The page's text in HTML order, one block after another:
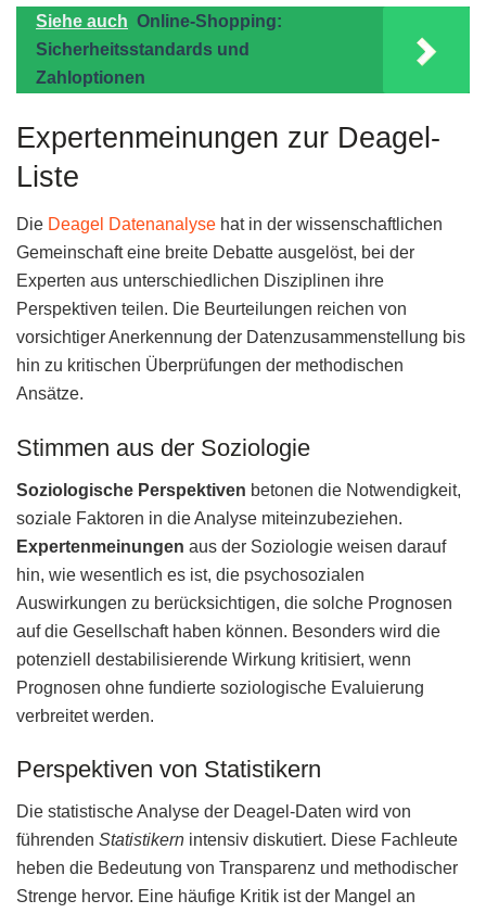
Siehe auch Online-Shopping:
Sicherheitsstandards und
Zahloptionen
Expertenmeinungen zur Deagel-
Liste
Die Deagel Datenanalyse hat in der wissenschaftlichen
Gemeinschaft eine breite Debatte ausgelöst, bei der
Experten aus unterschiedlichen Disziplinen ihre
Perspektiven teilen. Die Beurteilungen reichen von
vorsichtiger Anerkennung der Datenzusammenstellung bis
hin zu kritischen Überprüfungen der methodischen
Ansätze.
Stimmen aus der Soziologie
Soziologische Perspektiven betonen die Notwendigkeit,
soziale Faktoren in die Analyse miteinzubeziehen.
Expertenmeinungen aus der Soziologie weisen darauf
hin, wie wesentlich es ist, die psychosozialen
Auswirkungen zu berücksichtigen, die solche Prognosen
auf die Gesellschaft haben können. Besonders wird die
potenziell destabilisierende Wirkung kritisiert, wenn
Prognosen ohne fundierte soziologische Evaluierung
verbreitet werden.
Perspektiven von Statistikern
Die statistische Analyse der Deagel-Daten wird von
führenden Statistikern intensiv diskutiert. Diese Fachleute
heben die Bedeutung von Transparenz und methodischer
Strenge hervor. Eine häufige Kritik ist der Mangel an